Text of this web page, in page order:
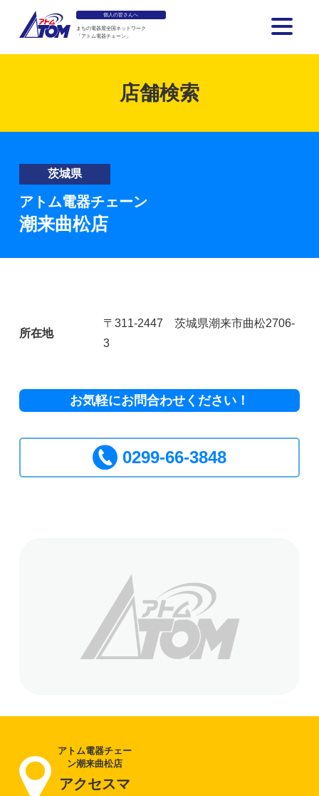
個人の皆さんへ
まちの電器屋全国ネットワーク
「アトム電器チェーン」
店舗検索
茨城県
アトム電器チェーン
潮来曲松店
所在地
〒311-2447 茨城県潮来市曲松2706-
3
お気軽にお問合わせください！
0299-66-3848
アトム電器チェー
ン潮来曲松店
アクセスマ